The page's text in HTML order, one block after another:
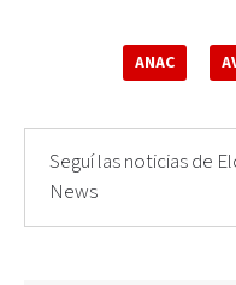
ANAC
Seguí las noticias de
News